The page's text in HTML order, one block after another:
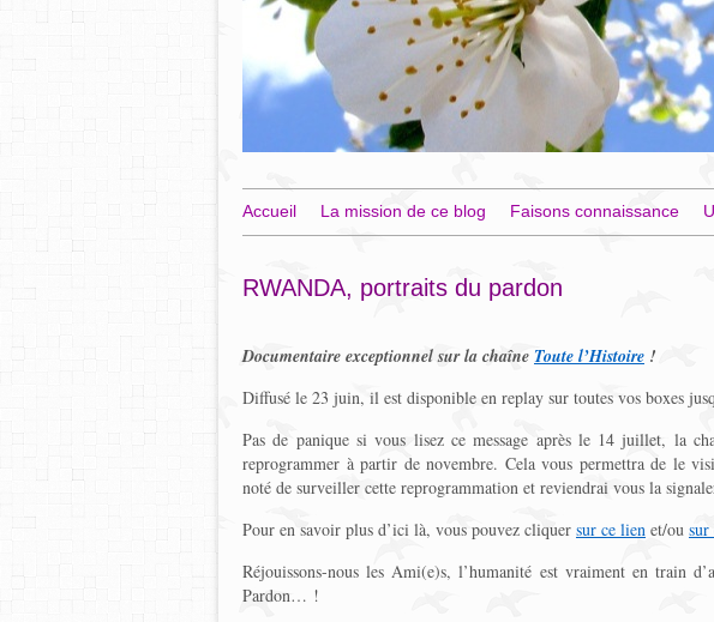
Accueil La mission de ce blog Faisons connaissance
RWANDA, portraits du pardon
Documentaire exceptionnel sur la chaîne Toute l’Histoire !
Diffusé le 23 juin, il est disponible en replay sur toutes vos boxes
Pas de panique si vous lisez ce message après le 14 juillet, la
reprogrammer à partir de novembre. Cela vous permettra de le
noté de surveiller cette reprogrammation et reviendrai vous la
Pour en savoir plus d’ici là, vous pouvez cliquer sur ce lien et/ou
Réjouissons-nous les Ami(e)s, l’humanité est vraiment en train
Pardon… !